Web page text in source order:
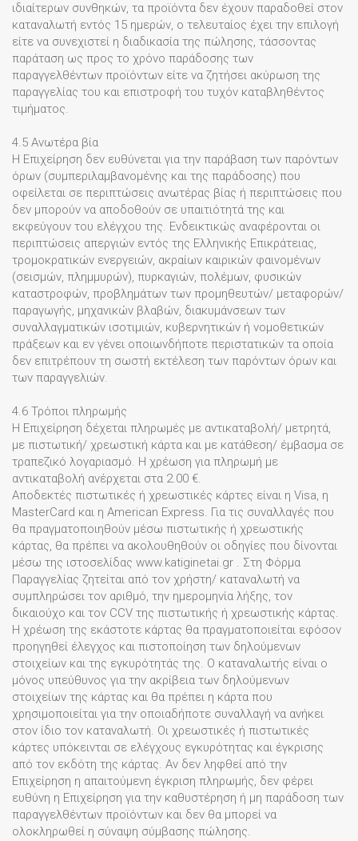
ιδιαίτερων συνθηκών, τα προϊόντα δεν έχουν παραδοθεί στον
καταναλωτή εντός 15 ημερών, ο τελευταίος έχει την επιλογή
είτε να συνεχιστεί η διαδικασία της πώλησης, τάσσοντας
παράταση ως προς το χρόνο παράδοσης των
παραγγελθέντων προϊόντων είτε να ζητήσει ακύρωση της
παραγγελίας του και επιστροφή του τυχόν καταβληθέντος
τιμήματος.
4.5 Ανωτέρα βία
Η Επιχείρηση δεν ευθύνεται για την παράβαση των παρόντων
όρων (συμπεριλαμβανομένης και της παράδοσης) που
οφείλεται σε περιπτώσεις ανωτέρας βίας ή περιπτώσεις που
δεν μπορούν να αποδοθούν σε υπαιτιότητά της και
εκφεύγουν του ελέγχου της. Ενδεικτικώς αναφέρονται οι
περιπτώσεις απεργιών εντός της Ελληνικής Επικράτειας,
τρομοκρατικών ενεργειών, ακραίων καιρικών φαινομένων
(σεισμών, πλημμυρών), πυρκαγιών, πολέμων, φυσικών
καταστροφών, προβλημάτων των προμηθευτών/ μεταφορών/
παραγωγής, μηχανικών βλαβών, διακυμάνσεων των
συναλλαγματικών ισοτιμιών, κυβερνητικών ή νομοθετικών
πράξεων και εν γένει οποιωνδήποτε περιστατικών τα οποία
δεν επιτρέπουν τη σωστή εκτέλεση των παρόντων όρων και
των παραγγελιών.
4.6 Τρόποι πληρωμής
Η Επιχείρηση δέχεται πληρωμές με αντικαταβολή/ μετρητά,
με πιστωτική/ χρεωστική κάρτα και με κατάθεση/ έμβασμα σε
τραπεζικό λογαριασμό. Η χρέωση για πληρωμή με
αντικαταβολή ανέρχεται στα 2.00 €.
Αποδεκτές πιστωτικές ή χρεωστικές κάρτες είναι η Visa, η
MasterCard και η American Express. Για τις συναλλαγές που
θα πραγματοποιηθούν μέσω πιστωτικής ή χρεωστικής
κάρτας, θα πρέπει να ακολουθηθούν οι οδηγίες που δίνονται
μέσω της ιστοσελίδας www.katiginetai.gr . Στη Φόρμα
Παραγγελίας ζητείται από τον χρήστη/ καταναλωτή να
συμπληρώσει τον αριθμό, την ημερομηνία λήξης, τον
δικαιούχο και τον CCV της πιστωτικής ή χρεωστικής κάρτας.
Η χρέωση της εκάστοτε κάρτας θα πραγματοποιείται εφόσον
προηγηθεί έλεγχος και πιστοποίηση των δηλούμενων
στοιχείων και της εγκυρότητάς της. Ο καταναλωτής είναι ο
μόνος υπεύθυνος για την ακρίβεια των δηλούμενων
στοιχείων της κάρτας και θα πρέπει η κάρτα που
χρησιμοποιείται για την οποιαδήποτε συναλλαγή να ανήκει
στον ίδιο τον καταναλωτή. Οι χρεωστικές ή πιστωτικές
κάρτες υπόκεινται σε ελέγχους εγκυρότητας και έγκρισης
από τον εκδότη της κάρτας. Αν δεν ληφθεί από την
Επιχείρηση η απαιτούμενη έγκριση πληρωμής, δεν φέρει
ευθύνη η Επιχείρηση για την καθυστέρηση ή μη παράδοση των
παραγγελθέντων προϊόντων και δεν θα μπορεί να
ολοκληρωθεί η σύναψη σύμβασης πώλησης.